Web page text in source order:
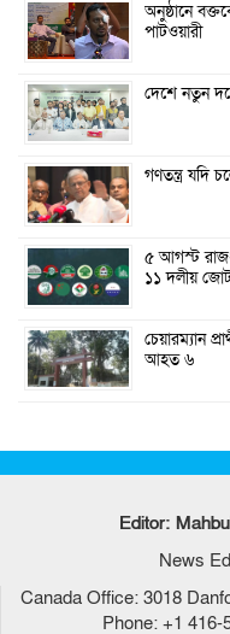
অনুষ্ঠানে
পাটওয়ারী
দেশে নতুন
গণতন্ত্র যদি
৫ আগস্ট
১১ দলীয়
চেয়ারম্যান
আহত ৬
Editor:
News
Canada Office: 3018
Phone: +1 416-